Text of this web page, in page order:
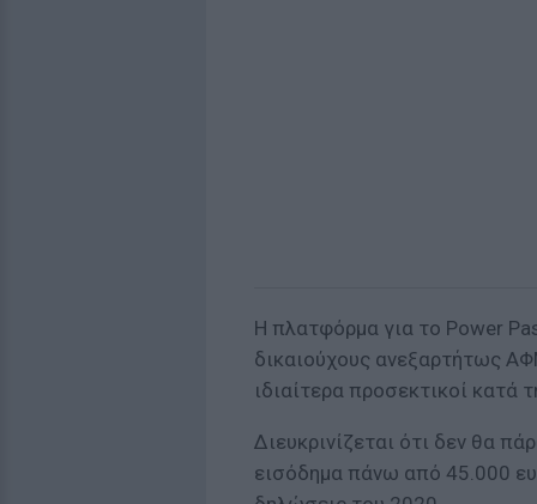
Η πλατφόρμα για το Power
δικαιούχους ανεξαρτήτως
ιδιαίτερα προσεκτικοί κατά
Διευκρινίζεται ότι δεν θα
εισόδημα πάνω από 45.000